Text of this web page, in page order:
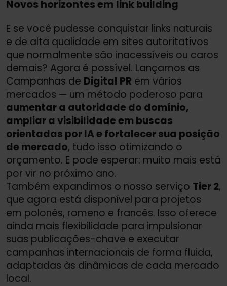
Novos horizontes em link building
E se você pudesse conquistar links naturais
e de alta qualidade em sites autoritativos
que normalmente são inacessíveis ou caros
demais? Agora é possível. Lançamos as
Campanhas de Digital PR em vários
mercados — um método poderoso para
aumentar a autoridade do domínio,
ampliar a visibilidade em buscas
orientadas por IA e fortalecer sua posição
de mercado, tudo isso otimizando o
orçamento. E pode esperar: muito mais está
por vir no próximo ano.
Também expandimos o nosso serviço Tier 2,
que agora está disponível para projetos
em polonês, romeno e francês. Isso oferece
ainda mais flexibilidade para impulsionar
suas publicações-chave e executar
campanhas internacionais de forma fluida,
adaptadas às dinâmicas de cada mercado
local.